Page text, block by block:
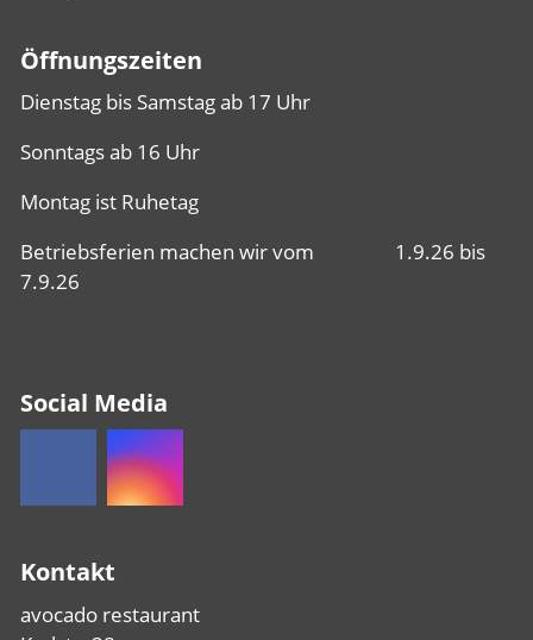
Öffnungszeiten
Dienstag bis Samstag ab 17 Uhr
Sonntags ab 16 Uhr
Montag ist Ruhetag
Betriebsferien machen wir vom 1.9.26 bis
7.9.26
Social Media
Kontakt
avocado restaurant